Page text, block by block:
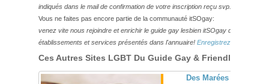
indiqués dans le mail de confirmation de votre inscription reçu svp.
Vous ne faites pas encore partie de la communauté itSOgay:
venez vite nous rejoindre et enrichir le guide gay lesbien itSOgay de vos
établissements et services présentés dans l'annuaire! Enregistrez-vous ici!
Ces Autres Sites LGBT Du Guide Gay & Friendly
Des Marées Montantes